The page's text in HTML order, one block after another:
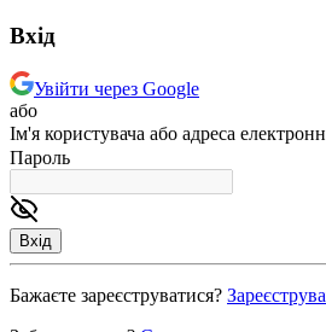
Вхід
Увійти через Google
або
Ім'я користувача або адреса
Пароль
Вхід
Бажаєте зареєструватися?